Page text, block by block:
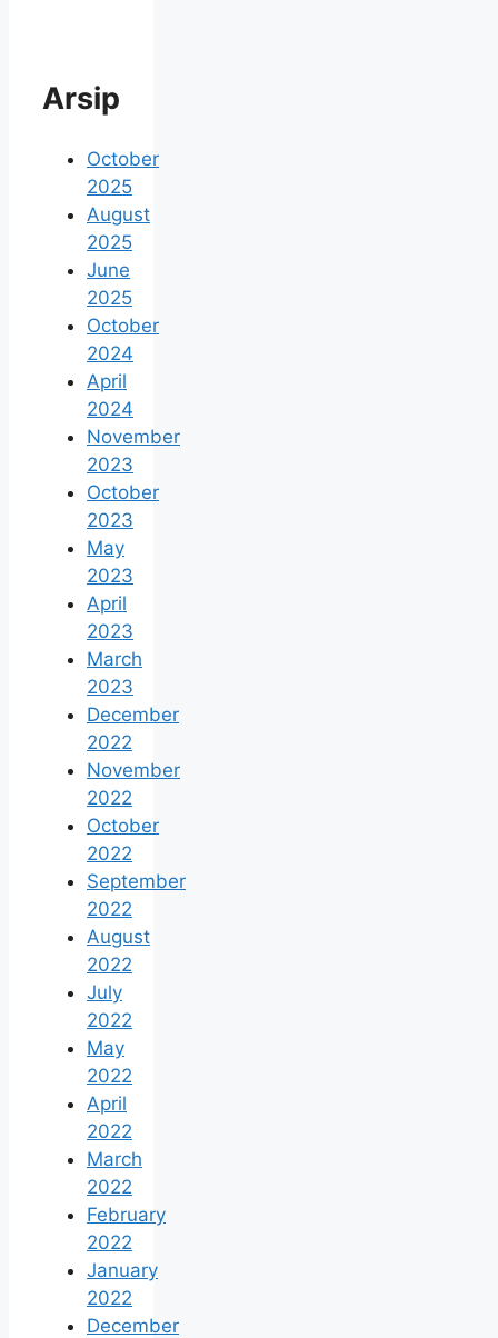
Arsip
October
2025
August
2025
June
2025
October
2024
April
2024
November
2023
October
2023
May
2023
April
2023
March
2023
December
2022
November
2022
October
2022
September
2022
August
2022
July
2022
May
2022
April
2022
March
2022
February
2022
January
2022
December